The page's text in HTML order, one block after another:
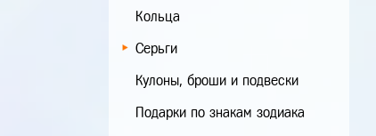
Кольца
Серьги
Кулоны, броши и подвески
Подарки по знакам зодиака